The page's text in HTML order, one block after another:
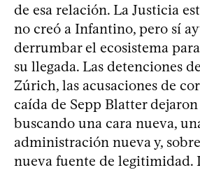
de esa relación. La Justicia
no creó a Infantino, pero sí
derrumbar el ecosistema
su llegada. Las detenciones
Zúrich, las acusaciones de
caída de Sepp Blatter
buscando una cara nueva,
administración nueva y,
nueva fuente de legitimidad.